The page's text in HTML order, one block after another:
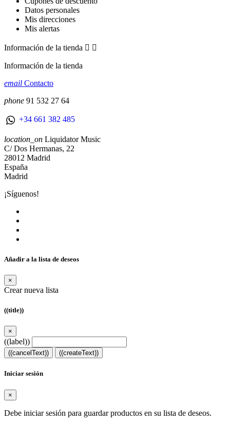
Datos personales
Mis direcciones
Mis alertas
Información de la tienda  
Información de la tienda
email Contacto
phone 91 532 27 64
+34 661 382 485
location_on Liquidator Music
C/ Dos Hermanas, 22
28012 Madrid
España
Madrid
¡Síguenos!
Añadir a la lista de deseos
×
Crear nueva lista
((title))
×
((label))
((cancelText)) ((createText))
Iniciar sesión
×
Debe iniciar sesión para guardar productos en su lista de deseos.